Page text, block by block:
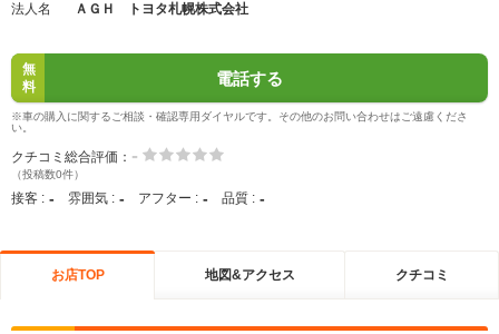
法人名
ＡＧＨ トヨタ札幌株式会社
無
料
電話する
※車の購入に関するご相談・確認専用ダイヤルです。その他のお問い合わせはご遠慮くださ
い。
クチコミ総合評価： -
（投稿数0件）
接客 : - 雰囲気 : - アフター : - 品質 : -
お店TOP 地図&アクセス クチコミ